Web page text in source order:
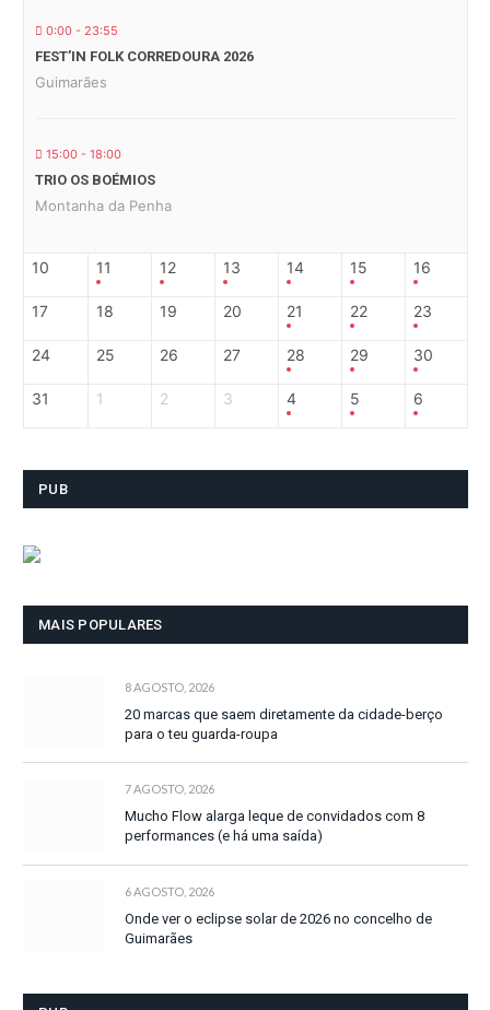
0:00 - 23:55
FEST’IN FOLK CORREDOURA 2026
Guimarães
15:00 - 18:00
TRIO OS BOÉMIOS
Montanha da Penha
10 11 12 13 14 15 16
17 18 19 20 21 22 23
24 25 26 27 28 29 30
31 1 2 3 4 5 6
PUB
MAIS POPULARES
8 AGOSTO, 2026
20 marcas que saem diretamente da cidade-berço
para o teu guarda-roupa
7 AGOSTO, 2026
Mucho Flow alarga leque de convidados com 8
performances (e há uma saída)
6 AGOSTO, 2026
Onde ver o eclipse solar de 2026 no concelho de
Guimarães